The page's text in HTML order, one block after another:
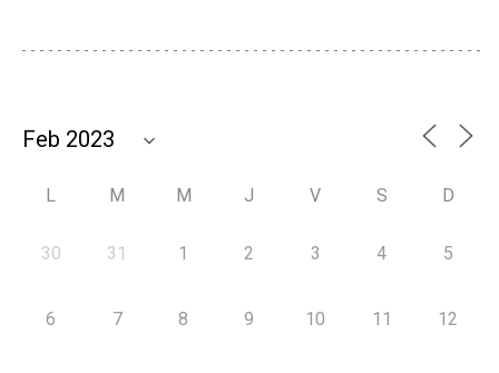
L M M J V S D
30 31 1 2 3 4 5
6 7 8 9 10 11 12